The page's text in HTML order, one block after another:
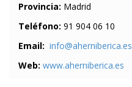
Provincia: Madrid
Teléfono: 91 904 06 10
Email: info@aherniberica.es
Web: www.aherniberica.es